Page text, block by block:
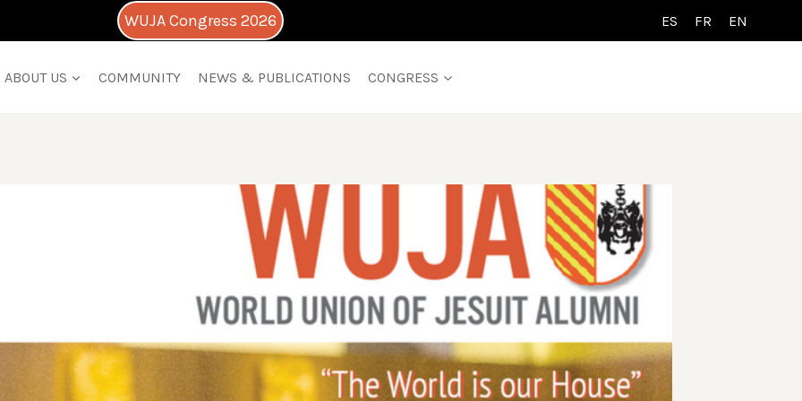
WUJA Congress 2026 ES FR EN
ABOUT US COMMUNITY NEWS & PUBLICATIONS CONGRESS